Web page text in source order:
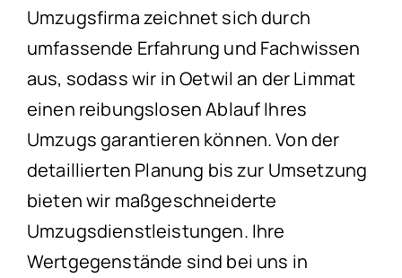
Umzugsfirma zeichnet sich durch
umfassende Erfahrung und Fachwissen
aus, sodass wir in Oetwil an der Limmat
einen reibungslosen Ablauf Ihres
Umzugs garantieren können. Von der
detaillierten Planung bis zur Umsetzung
bieten wir maßgeschneiderte
Umzugsdienstleistungen. Ihre
Wertgegenstände sind bei uns in